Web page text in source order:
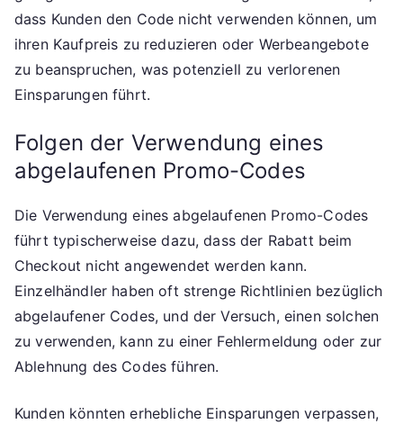
dass Kunden den Code nicht verwenden können, um
ihren Kaufpreis zu reduzieren oder Werbeangebote
zu beanspruchen, was potenziell zu verlorenen
Einsparungen führt.
Folgen der Verwendung eines
abgelaufenen Promo-Codes
Die Verwendung eines abgelaufenen Promo-Codes
führt typischerweise dazu, dass der Rabatt beim
Checkout nicht angewendet werden kann.
Einzelhändler haben oft strenge Richtlinien bezüglich
abgelaufener Codes, und der Versuch, einen solchen
zu verwenden, kann zu einer Fehlermeldung oder zur
Ablehnung des Codes führen.
Kunden könnten erhebliche Einsparungen verpassen,